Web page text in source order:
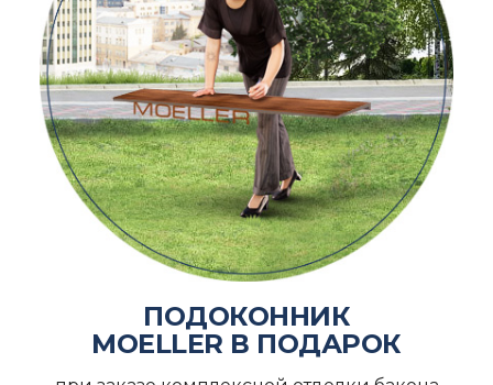
ПОДОКОННИК
MOELLER В ПОДАРОК